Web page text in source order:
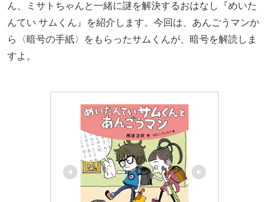
ん、ミサトちゃんと一緒に謎を解決するおはなし『めいた
んてい サムくん』を紹介します。今回は、あんごうマンか
ら〈暗号の手紙〉をもらったサムくんが、暗号を解読しま
すよ。